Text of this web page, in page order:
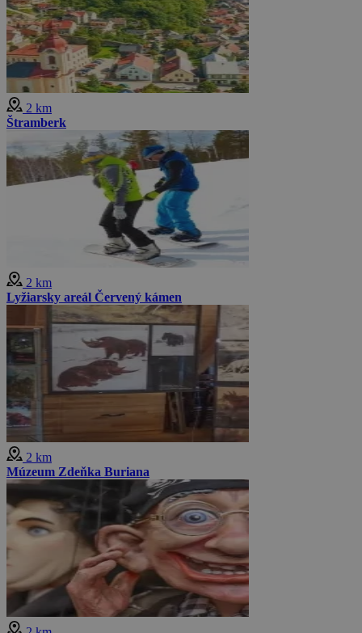
2 km
Štramberk
2 km
Lyžiarsky areál Červený kámen
2 km
Múzeum Zdeňka Buriana